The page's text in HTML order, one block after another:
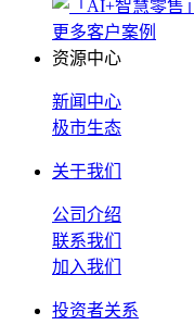
更多客户案例
资源中心
新闻中心
极市生态
关于我们
公司介绍
联系我们
加入我们
投资者关系